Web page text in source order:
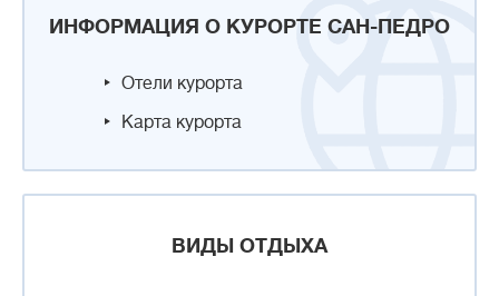
ИНФОРМАЦИЯ О КУРОРТЕ САН-ПЕДРО
Отели курорта
Карта курорта
ВИДЫ ОТДЫХА